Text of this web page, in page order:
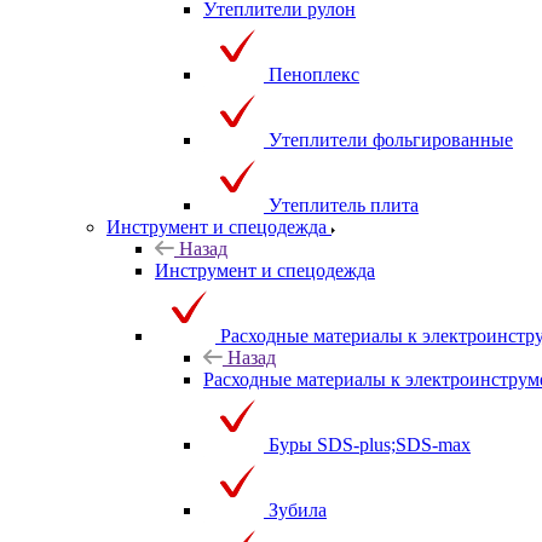
Утеплители рулон
Пеноплекс
Утеплители фольгированные
Утеплитель плита
Инструмент и спецодежда
Назад
Инструмент и спецодежда
Расходные материалы к
Назад
Расходные материалы к
Буры SDS-plus;SDS-max
Зубила